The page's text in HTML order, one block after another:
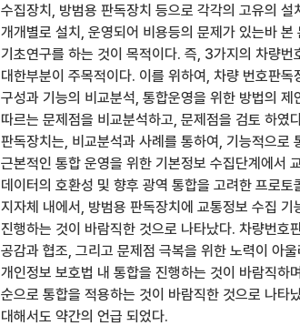
수집장치, 방범용 판독장치 등으로 각각의 고유의
개개별로 설치, 운영되어 비용등의 문제가 있는바
기초연구를 하는 것이 목적이다. 즉, 3가지의 차량번
대한부분이 주목적이다. 이를 위하여, 차량 번호판
구성과 기능의 비교분석, 통합운영을 위한 방법의
따르는 문제점을 비교분석하고, 문제점을 검토 하였
판독장치는, 비교분석과 사례를 통하여, 기능적으로
근본적인 통합 운영을 위한 기본정보 수집단계에서
데이터의 호환성 및 향후 광역 통합을 고려한 프로
지자체 내에서, 방범용 판독장치에 교통정보 수집
진행하는 것이 바람직한 것으로 나타났다. 차량번호
공감과 협조, 그리고 문제점 극복을 위한 노력이 아
개인정보 보호법 내 통합을 진행하는 것이 바람직하
순으로 통합을 적용하는 것이 바람직한 것으로 나타
대해서도 약간의 언급 되었다.